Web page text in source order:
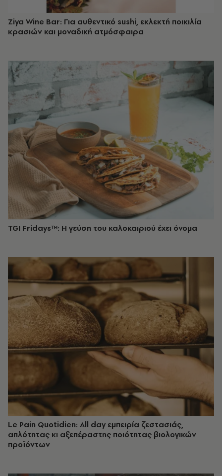
Ziya Wine Bar: Για αυθεντικό sushi, εκλεκτή ποικιλία
κρασιών και μοναδική ατμόσφαιρα
TGI Fridays™: Η γεύση του καλοκαιριού έχει όνομα
Le Pain Quotidien: All day εμπειρία ζεστασιάς,
απλότητας κι αξεπέραστης ποιότητας βιολογικών
προϊόντων